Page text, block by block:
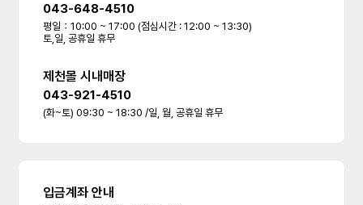
043-648-4510
평일：10:00 ~ 17:00 (점심시간 : 12:00 ~ 13:30)
토,일, 공휴일 휴무
제천몰 시내매장
043-921-4510
(화~토) 09:30 ~ 18:30 /일, 월, 공휴일 휴무
입금계좌 안내